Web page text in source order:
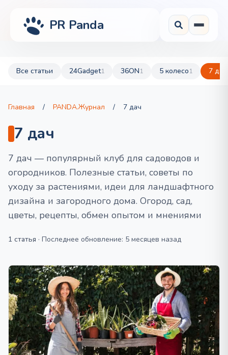
PR Panda
Все статьи 24Gadget1 36ON1 5 колесо1 7 дач
Главная / PANDA.Журнал / 7 дач
7 дач
7 дач — популярный клуб для садоводов и
огородников. Полезные статьи, советы по
уходу за растениями, идеи для ландшафтного
дизайна и загородного дома. Огород, сад,
цветы, рецепты, обмен опытом и мнениями
1 статья · Последнее обновление: 5 месяцев назад